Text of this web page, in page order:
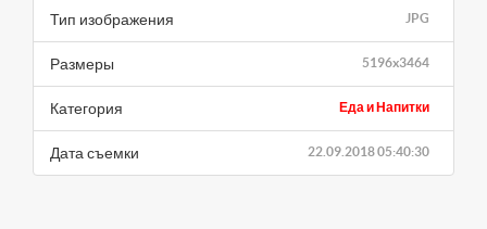
JPG
Тип изображения
5196x3464
Размеры
Еда и Напитки
Категория
22.09.2018 05:40:30
Дата съемки